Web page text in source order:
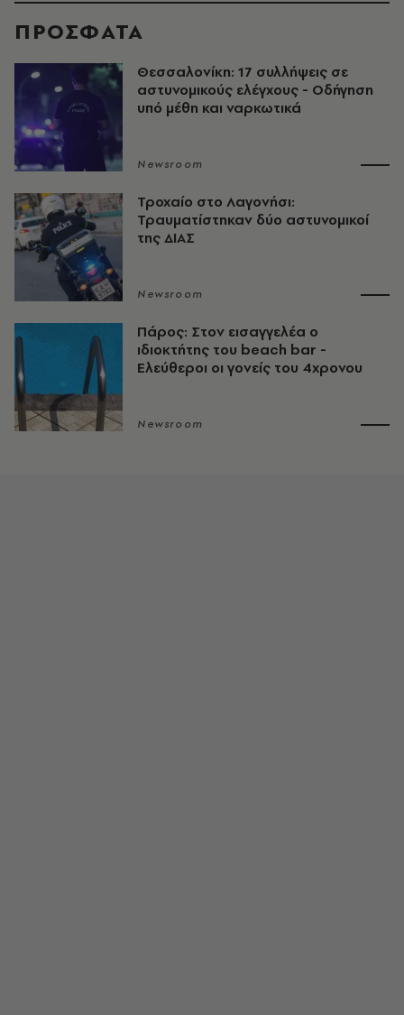
ΠΡΟΣΦΑΤΑ
Θεσσαλονίκη: 17 συλλήψεις σε
αστυνομικούς ελέγχους - Οδήγηση
υπό μέθη και ναρκωτικά
Newsroom
Τροχαίο στο Λαγονήσι:
Τραυματίστηκαν δύο αστυνομικοί
της ΔΙΑΣ
Newsroom
Πάρος: Στον εισαγγελέα ο
ιδιοκτήτης του beach bar -
Ελεύθεροι οι γονείς του 4χρονου
Newsroom